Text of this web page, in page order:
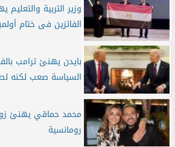
وزير التربية
الفائزين فى ختام
بايدن يهنئ ترامب
السياسة صعب لكنه
محمد حماقي يهنئ
رومانسية